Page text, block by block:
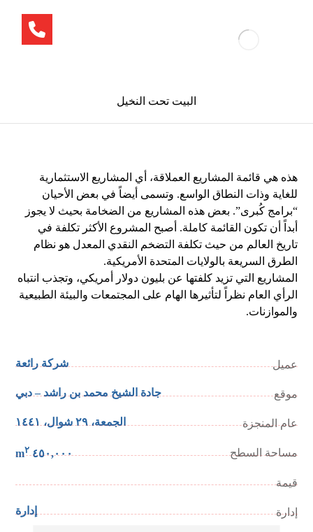
البيت تحت النخيل
هذه هي قائمة المشاريع العملاقة، أي المشاريع الاستثمارية
للغاية وذات النطاق الواسع. وتسمى أيضاً في بعض الأحيان
“برامج كُبرى”. بعض هذه المشاريع من الضخامة بحيث لا يجوز
أبداً أن تكون القائمة كاملة. أصبح المشروع الأكثر تكلفة في
تاريخ العالم من حيث تكلفة التضخم النقدي المعدل هو نظام
الطرق السريعة بالولايات المتحدة الأمريكية.
المشاريع التي تزيد كلفتها عن بليون دولار أمريكي، وتجذب انتباه
الرأي العام نظراً لتأثيرها الهام على المجتمعات والبيئة الطبيعية
والموازنات.
عميل شركة رائعة
موقع جادة الشيخ محمد بن راشد – دبي
عام المنجزة الجمعة، ٢٩ شوال، ١٤٤١
مساحة السطح ٤٥٠,٠٠٠ m ٢
قيمة
إدارة إدارة